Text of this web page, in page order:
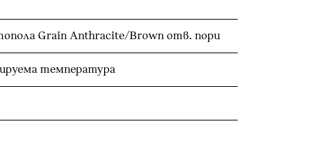
Grain Anthracite/Brown отв. пори
температура